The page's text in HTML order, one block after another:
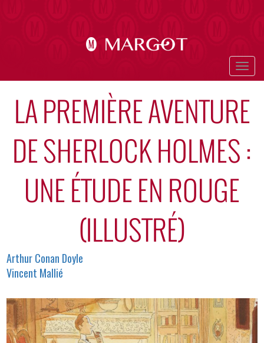
LA PREMIÈRE AVENTURE
DE SHERLOCK HOLMES :
UNE ÉTUDE EN ROUGE
(ILLUSTRÉ)
Auteurs
Arthur Conan Doyle
Vincent Mallié
Image
en-
tête